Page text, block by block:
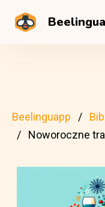
Beelinguapp
Noworoczne